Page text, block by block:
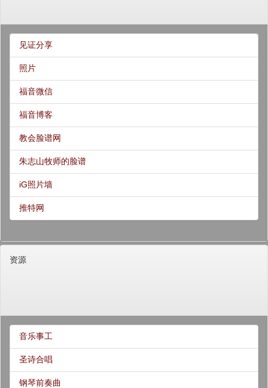
见证分享
照片
福音微信
福音博客
教会脸谱网
朱志山牧师的脸谱
iG照片墙
推特网
资源
音乐事工
圣诗合唱
钢琴前奏曲